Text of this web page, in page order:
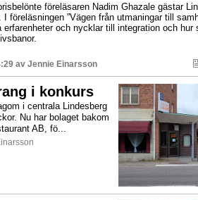
föreläsaren Nadim Ghazale gästar
föreläsningen ”Vägen från utmaningar till
och nycklar till integration och hur
av Jennie Einarsson
i konkurs
i centrala Lindesberg
Nu har bolaget bakom
AB, fö...